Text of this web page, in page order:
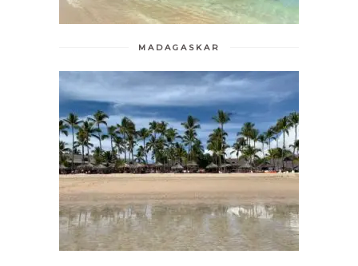
MADAGASKAR